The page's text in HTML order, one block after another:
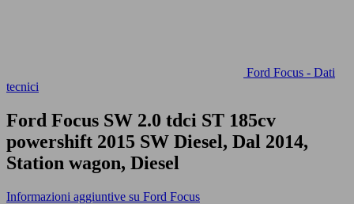
Ford Focus - Dati
tecnici
Ford Focus SW 2.0 tdci ST 185cv
powershift 2015 SW Diesel, Dal 2014,
Station wagon, Diesel
Informazioni aggiuntive su Ford Focus